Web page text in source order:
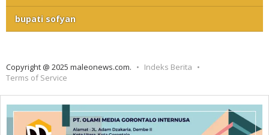
bupati sofyan
Copyright @ 2025 maleonews.com.
Indeks Berita
Terms of Service